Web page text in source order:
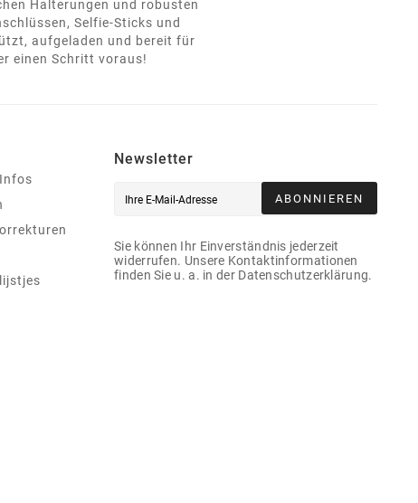
Halterungen und robusten
Selfie-Sticks und
aufgeladen und bereit für
einen Schritt voraus!
Newsletter
ABONNIEREN
Sie können Ihr Einverständnis jederzeit
widerrufen. Unsere Kontaktinformationen
finden Sie u. a. in der Datenschutzerklärung.